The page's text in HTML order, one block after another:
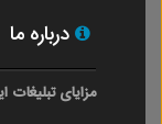
درباره ما
مزایای تبلیغات